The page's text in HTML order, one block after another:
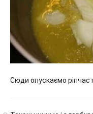
Сюди опускаємо